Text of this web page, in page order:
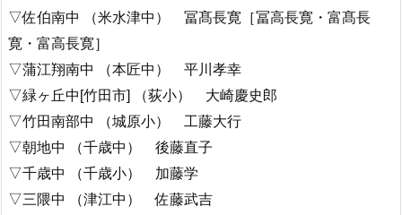
▽佐伯南中 （米水津中） 冨髙長寛［冨高長寛・富髙長
寛・富高長寛］
▽蒲江翔南中 （本匠中） 平川孝幸
▽緑ヶ丘中[竹田市] （荻小） 大崎慶史郎
▽竹田南部中 （城原小） 工藤大行
▽朝地中 （千歳中） 後藤直子
▽千歳中 （千歳小） 加藤学
▽三隈中 （津江中） 佐藤武吉